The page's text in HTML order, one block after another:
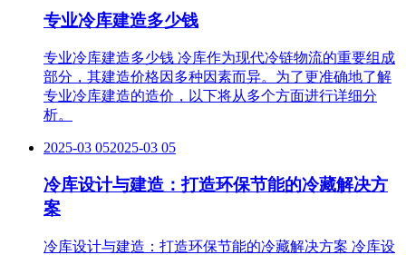
专业冷库建造多少钱
专业冷库建造多少钱 冷库作为现代冷链物流的重要组成
部分，其建造价格因多种因素而异。为了更准确地了解
专业冷库建造的造价，以下将从多个方面进行详细分
析。
2025-03 052025-03 05
冷库设计与建造：打造环保节能的冷藏解决方
案
冷库设计与建造：打造环保节能的冷藏解决方案 冷库设